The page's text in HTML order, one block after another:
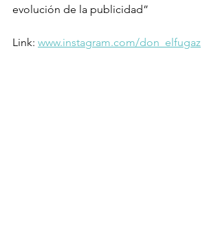
evolución de la publicidad”
Link: www.instagram.com/don_elfugaz